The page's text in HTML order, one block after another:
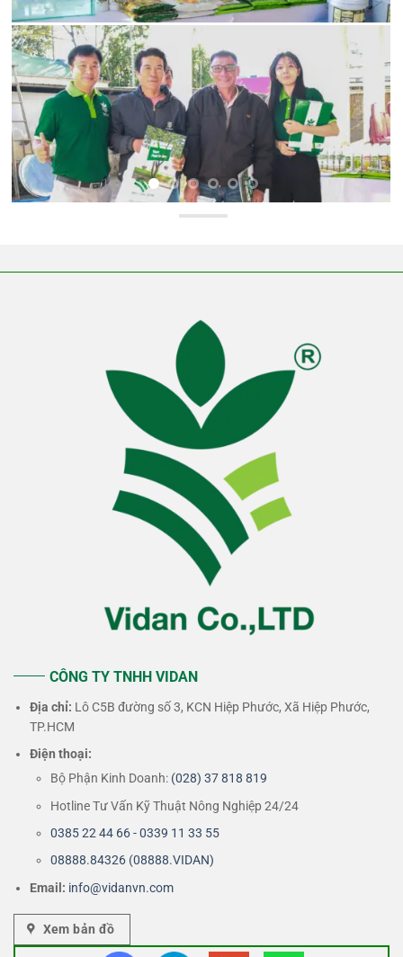
CÔNG TY TNHH VIDAN
Địa chỉ: Lô C5B đường số 3, KCN Hiệp Phước, Xã Hiệp Phước,
TP.HCM
Điện thoại:
Bộ Phận Kinh Doanh: (028) 37 818 819
Hotline Tư Vấn Kỹ Thuật Nông Nghiệp 24/24
0385 22 44 66 - 0339 11 33 55
08888.84326 (08888.VIDAN)
Email: info@vidanvn.com
Xem bản đồ